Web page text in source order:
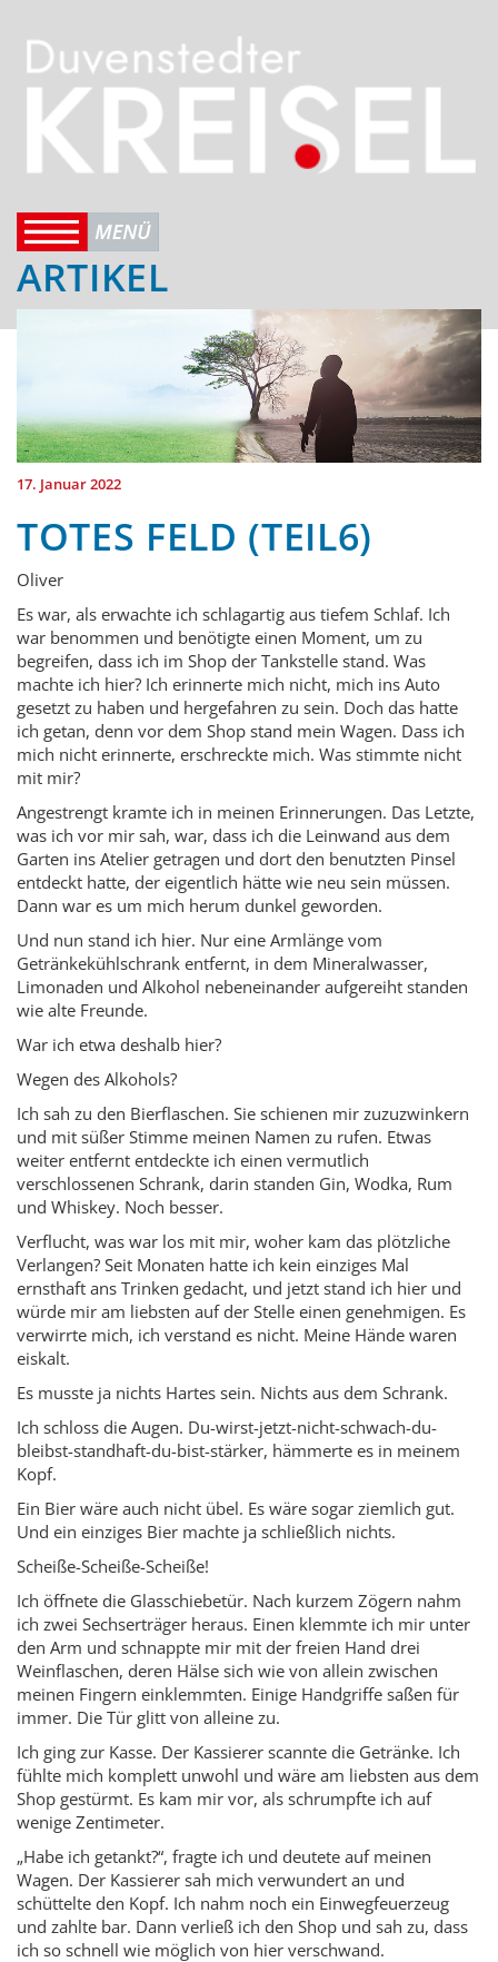
ARTIKEL
17. Januar 2022
TOTES FELD (TEIL6)
Oliver
Es war, als erwachte ich schlagartig aus tiefem Schlaf. Ich
war benommen und benötigte einen Moment, um zu
begreifen, dass ich im Shop der Tankstelle stand. Was
machte ich hier? Ich erinnerte mich nicht, mich ins Auto
gesetzt zu haben und hergefahren zu sein. Doch das hatte
ich getan, denn vor dem Shop stand mein Wagen. Dass ich
mich nicht erinnerte, erschreckte mich. Was stimmte nicht
mit mir?
Angestrengt kramte ich in meinen Erinnerungen. Das Letzte,
was ich vor mir sah, war, dass ich die Leinwand aus dem
Garten ins Atelier getragen und dort den benutzten Pinsel
entdeckt hatte, der eigentlich hätte wie neu sein müssen.
Dann war es um mich herum dunkel geworden.
Und nun stand ich hier. Nur eine Armlänge vom
Getränkekühlschrank entfernt, in dem Mineralwasser,
Limonaden und Alkohol nebeneinander aufgereiht standen
wie alte Freunde.
War ich etwa deshalb hier?
Wegen des Alkohols?
Ich sah zu den Bierflaschen. Sie schienen mir zuzuzwinkern
und mit süßer Stimme meinen Namen zu rufen. Etwas
weiter entfernt entdeckte ich einen vermutlich
verschlossenen Schrank, darin standen Gin, Wodka, Rum
und Whiskey. Noch besser.
Verflucht, was war los mit mir, woher kam das plötzliche
Verlangen? Seit Monaten hatte ich kein einziges Mal
ernsthaft ans Trinken gedacht, und jetzt stand ich hier und
würde mir am liebsten auf der Stelle einen genehmigen. Es
verwirrte mich, ich verstand es nicht. Meine Hände waren
eiskalt.
Es musste ja nichts Hartes sein. Nichts aus dem Schrank.
Ich schloss die Augen. Du-wirst-jetzt-nicht-schwach-du-
bleibst-standhaft-du-bist-stärker, hämmerte es in meinem
Kopf.
Ein Bier wäre auch nicht übel. Es wäre sogar ziemlich gut.
Und ein einziges Bier machte ja schließlich nichts.
Scheiße-Scheiße-Scheiße!
Ich öffnete die Glasschiebetür. Nach kurzem Zögern nahm
ich zwei Sechserträger heraus. Einen klemmte ich mir unter
den Arm und schnappte mir mit der freien Hand drei
Weinflaschen, deren Hälse sich wie von allein zwischen
meinen Fingern einklemmten. Einige Handgriffe saßen für
immer. Die Tür glitt von alleine zu.
Ich ging zur Kasse. Der Kassierer scannte die Getränke. Ich
fühlte mich komplett unwohl und wäre am liebsten aus dem
Shop gestürmt. Es kam mir vor, als schrumpfte ich auf
wenige Zentimeter.
„Habe ich getankt?“, fragte ich und deutete auf meinen
Wagen. Der Kassierer sah mich verwundert an und
schüttelte den Kopf. Ich nahm noch ein Einwegfeuerzeug
und zahlte bar. Dann verließ ich den Shop und sah zu, dass
ich so schnell wie möglich von hier verschwand.